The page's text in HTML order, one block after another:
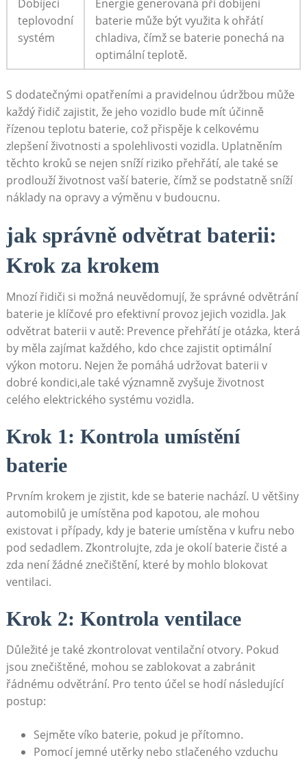
Dobíjecí
teplovodní
systém
Energie generovaná při dobíjení
baterie může být‌ využita k ohřátí
chladiva, čímž se⁢ baterie ponechá na
optimální teplotě.
S dodatečnými ⁤opatřeními a ‌pravidelnou údržbou může
každý⁢ řidič zajistit, že jeho vozidlo bude mít účinně
řízenou teplotu baterie, což přispěje k celkovému
zlepšení životnosti a spolehlivosti vozidla. Uplatněním⁤
těchto kroků se nejen ​sníží riziko přehřátí, ale také se
prodlouží životnost​ vaší baterie, ‍čímž se podstatně sníží
náklady na opravy a výměnu v budoucnu.
jak správně odvětrat baterii:
Krok za ​krokem
Mnozí řidiči si možná neuvědomují, že správné odvětrání
baterie je klíčové pro efektivní provoz jejich vozidla. Jak
odvětrat baterii v autě: Prevence přehřátí ‌je otázka, která
by měla zajímat každého, kdo chce zajistit optimální
výkon motoru. Nejen že pomáhá udržovat baterii v
dobré kondici,ale ⁢také významně zvyšuje životnost
celého elektrického systému vozidla.
Krok⁣ 1: Kontrola umístění
baterie
Prvním krokem je zjistit, kde se ⁣baterie nachází. U většiny
automobilů je ⁤umístěna pod⁢ kapotou, ​ale mohou
existovat i případy, kdy je‍ baterie umístěna v ​kufru⁢ nebo
pod sedadlem. Zkontrolujte, zda je⁣ okolí baterie čisté a
zda není žádné znečištění, které by mohlo blokovat
⁣ventilaci.
Krok 2: Kontrola ventilace
Důležité je také zkontrolovat ventilační otvory. Pokud
jsou⁤ znečištěné, mohou‌ se zablokovat a zabránit
řádnému odvětrání. Pro tento ​účel‌ se hodí následující
postup:
Sejměte víko​ baterie,‍ pokud ‌je přítomno.
Pomocí jemné utěrky nebo stlačeného vzduchu